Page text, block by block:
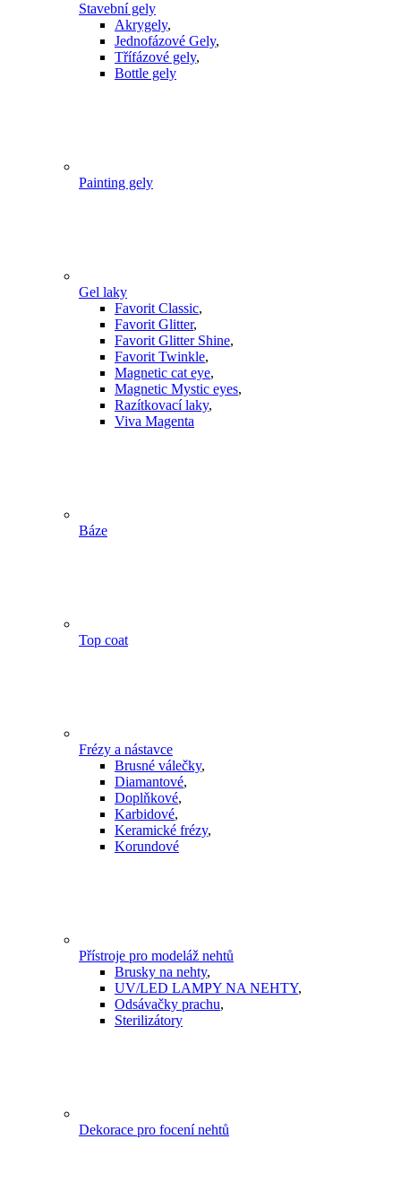
Stavební gely
Akrygely,
Jednofázové Gely,
Třífázové gely,
Bottle gely
Painting gely
Gel laky
Favorit Classic,
Favorit Glitter,
Favorit Glitter Shine,
Favorit Twinkle,
Magnetic cat eye,
Magnetic Mystic eyes,
Razítkovací laky,
Viva Magenta
Báze
Top coat
Frézy a nástavce
Brusné válečky,
Diamantové,
Doplňkové,
Karbidové,
Keramické frézy,
Korundové
Přístroje pro modeláž nehtů
Brusky na nehty,
UV/LED LAMPY NA NEHTY,
Odsávačky prachu,
Sterilizátory
Dekorace pro focení nehtů